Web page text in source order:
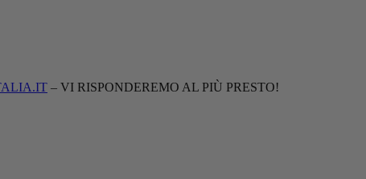
– VI RISPONDEREMO AL PIÙ PRESTO!